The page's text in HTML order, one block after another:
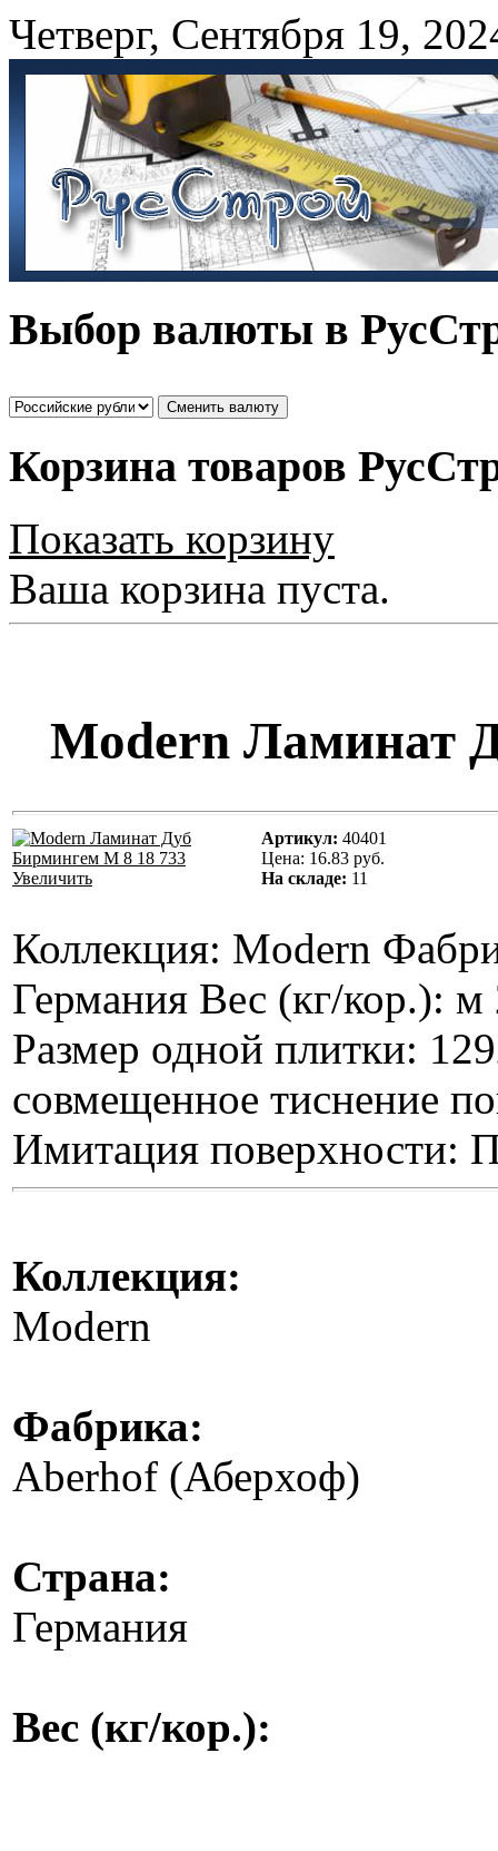
Четверг, Сентября 19,
Выбор валюты в
Корзина товаров
Показать корзину
Ваша корзина пуста.
Modern Ламинат
Увеличить
Артикул: 40401
Цена: 16.83 руб.
На складе: 11
Коллекция: Мodern
Германия Вес (кг/кор.): м
Размер одной плитки:
совмещенное тиснение
Имитация поверхности:
Коллекция:
Мodern
Фабрика:
Aberhof (Аберхоф)
Страна:
Германия
Вес (кг/кор.):